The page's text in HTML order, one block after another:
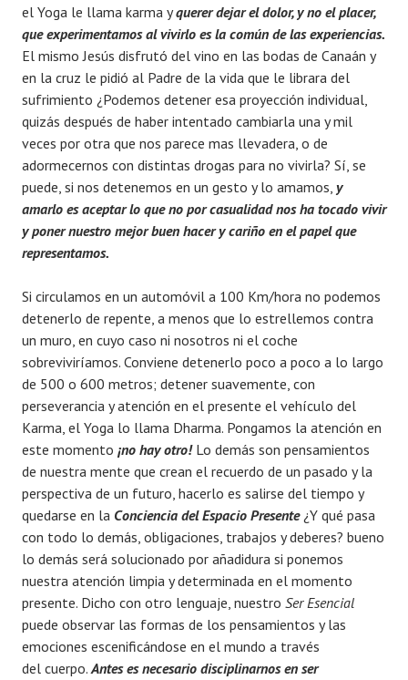
el Yoga le llama karma yquerer dejar el dolor, y no el placer,
que experimentamos al vivirlo es la común de las experiencias.
El mismo Jesús disfrutó del vino en las bodas de Canaán y
en la cruz le pidió al Padre de la vida que le librara del
sufrimiento ¿Podemos detener esa proyección individual,
quizás después de haber intentado cambiarla una y mil
veces por otra que nos parece mas llevadera, o de
adormecernos con distintas drogas para no vivirla? Sí, se
puede, si nos detenemos en un gesto y lo amamos, y
amarlo es aceptar lo que no por casualidad nos ha tocado vivir
y poner nuestro mejor buen hacer y cariño en el papel que
representamos.
Si circulamos en un automóvil a 100 Km/hora no podemos
detenerlo de repente, a menos que lo estrellemos contra
un muro, en cuyo caso ni nosotros ni el coche
sobreviviríamos. Conviene detenerlo poco a poco a lo largo
de 500 o 600 metros; detener suavemente, con
perseverancia y atención en el presente el vehículo del
Karma, el Yoga lo llama Dharma. Pongamos la atención en
este momento ¡no hay otro!Lo demás son pensamientos
de nuestra mente que crean el recuerdo de un pasado y la
perspectiva de un futuro, hacerlo es salirse del tiempo y
quedarse en la Conciencia del Espacio Presente ¿Y qué pasa
con todo lo demás, obligaciones, trabajos y deberes? bueno
lo demás será solucionado por añadidura si ponemos
nuestra atención limpia y determinada en el momento
presente. Dicho con otro lenguaje, nuestro Ser Esencial
puede observar las formas de los pensamientos y las
emociones escenificándose en el mundo a través
del cuerpo.Antes es necesario disciplinarnos en ser